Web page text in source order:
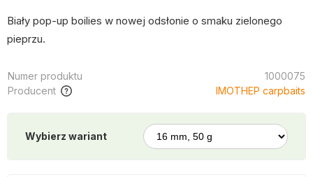
Biały pop-up boilies w nowej odsłonie o smaku zielonego
pieprzu.
Numer produktu
1000075
Producent
IMOTHEP carpbaits
Wybierz wariant